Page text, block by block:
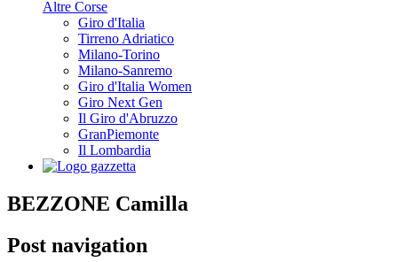
Altre Corse
Giro d'Italia
Tirreno Adriatico
Milano-Torino
Milano-Sanremo
Giro d'Italia Women
Giro Next Gen
Il Giro d'Abruzzo
GranPiemonte
Il Lombardia
BEZZONE Camilla
Post navigation